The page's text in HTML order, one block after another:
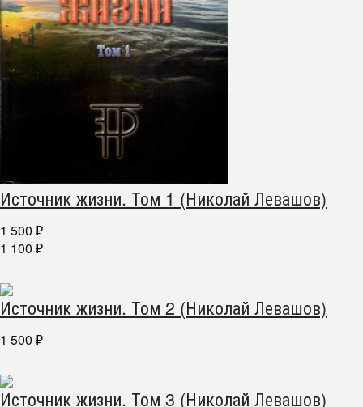
Источник жизни. Том 1 (Николай Левашов)
1 500 ₽
1 100 ₽
Источник жизни. Том 2 (Николай Левашов)
1 500 ₽
Источник жизни. Том 3 (Николай Левашов)